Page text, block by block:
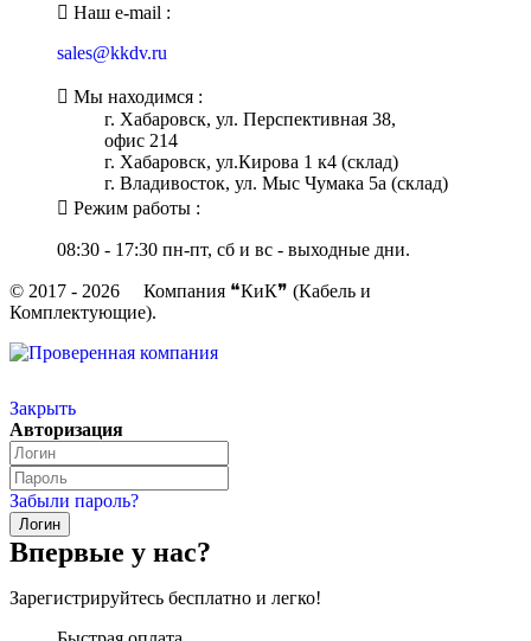
Наш e-mail :
sales@kkdv.ru
Мы находимся :
г. Хабаровск, ул. Перспективная 38,
офис 214
г. Хабаровск, ул.Кирова 1 к4 (склад)
г. Владивосток, ул. Мыс Чумака 5а (склад)
Режим работы :
08:30 - 17:30 пн-пт, сб и вс - выходные дни.
© 2017 - 2026 Компания ❝КиК❞ (Кабель и
Комплектующие).
Закрыть
Авторизация
Забыли пароль?
Впервые у нас?
Зарегистрируйтесь бесплатно и легко!